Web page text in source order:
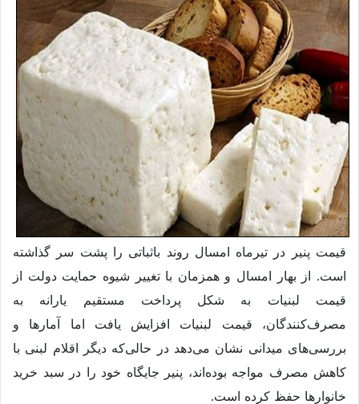
قیمت پنیر در تیرماه امسال روند باثباتی را پشت‌ سر گذاشته
است. از بهار امسال و همزمان با تغییر شیوه حمایت دولت از
قیمت لبنیات به شکل پرداخت مستقیم یارانه به
مصرف‌کنندگان، قیمت لبنیات افزایش یافت اما آمارها و
بررسی‌های میدانی نشان می‌دهد در حالی‌که دیگر اقلام لبنی با
کاهش مصرف مواجه بوده‌اند، پنیر جایگاه خود را در سبد خرید
خانوارها حفظ کرده است.